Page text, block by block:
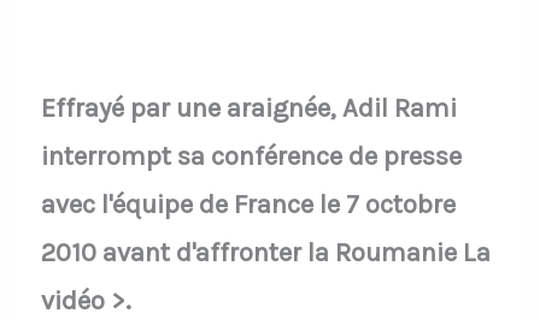
Effrayé par une araignée, Adil Rami
interrompt sa conférence de presse
avec l'équipe de France le 7 octobre
2010 avant d'affronter la Roumanie La
vidéo >.